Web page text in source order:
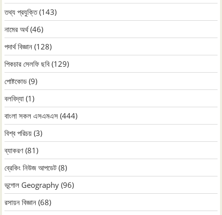
তথ্য প্রযুক্তি(143)
নামের অর্থ(46)
পদার্থ বিজ্ঞান (128)
পিকচার সেলফি ছবি (129)
পোষ্টকোড (9)
বলবিদ্যা (1)
বাংলা সকল এসএমএস (444)
বিশ্ব পরিচয় (3)
ব্যাকরণ (81)
ব্রেকিং নিউজ আপডেট (8)
ভূগোল Geography (96)
রসায়ন বিজ্ঞান (68)